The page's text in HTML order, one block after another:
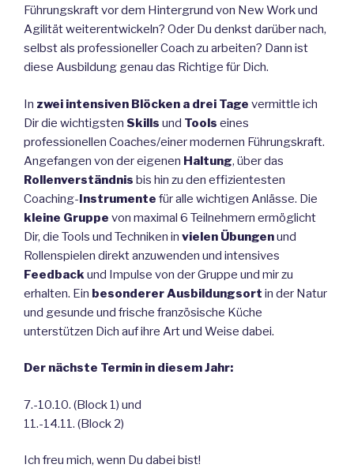
Führungskraft vor dem Hintergrund von New Work und
Agilität weiterentwickeln? Oder Du denkst darüber nach,
selbst als professioneller Coach zu arbeiten? Dann ist
diese Ausbildung genau das Richtige für Dich.
In zwei intensiven Blöcken a drei Tage vermittle ich
Dir die wichtigsten Skills und Tools eines
professionellen Coaches/einer modernen Führungskraft.
Angefangen von der eigenen Haltung, über das
Rollenverständnis bis hin zu den effizientesten
Coaching-Instrumente für alle wichtigen Anlässe. Die
kleine Gruppe von maximal 6 Teilnehmern ermöglicht
Dir, die Tools und Techniken in vielen Übungenund
Rollenspielen direkt anzuwenden und intensives
Feedbackund Impulse von der Gruppe und mir zu
erhalten. Ein besondererAusbildungsort in der Natur
und gesunde und frische französische Küche
unterstützen Dich auf ihre Art und Weise dabei.
Der nächste Termin in diesem Jahr:
7.-10.10. (Block 1) und
11.-14.11. (Block 2)
Ich freu mich, wenn Du dabei bist!